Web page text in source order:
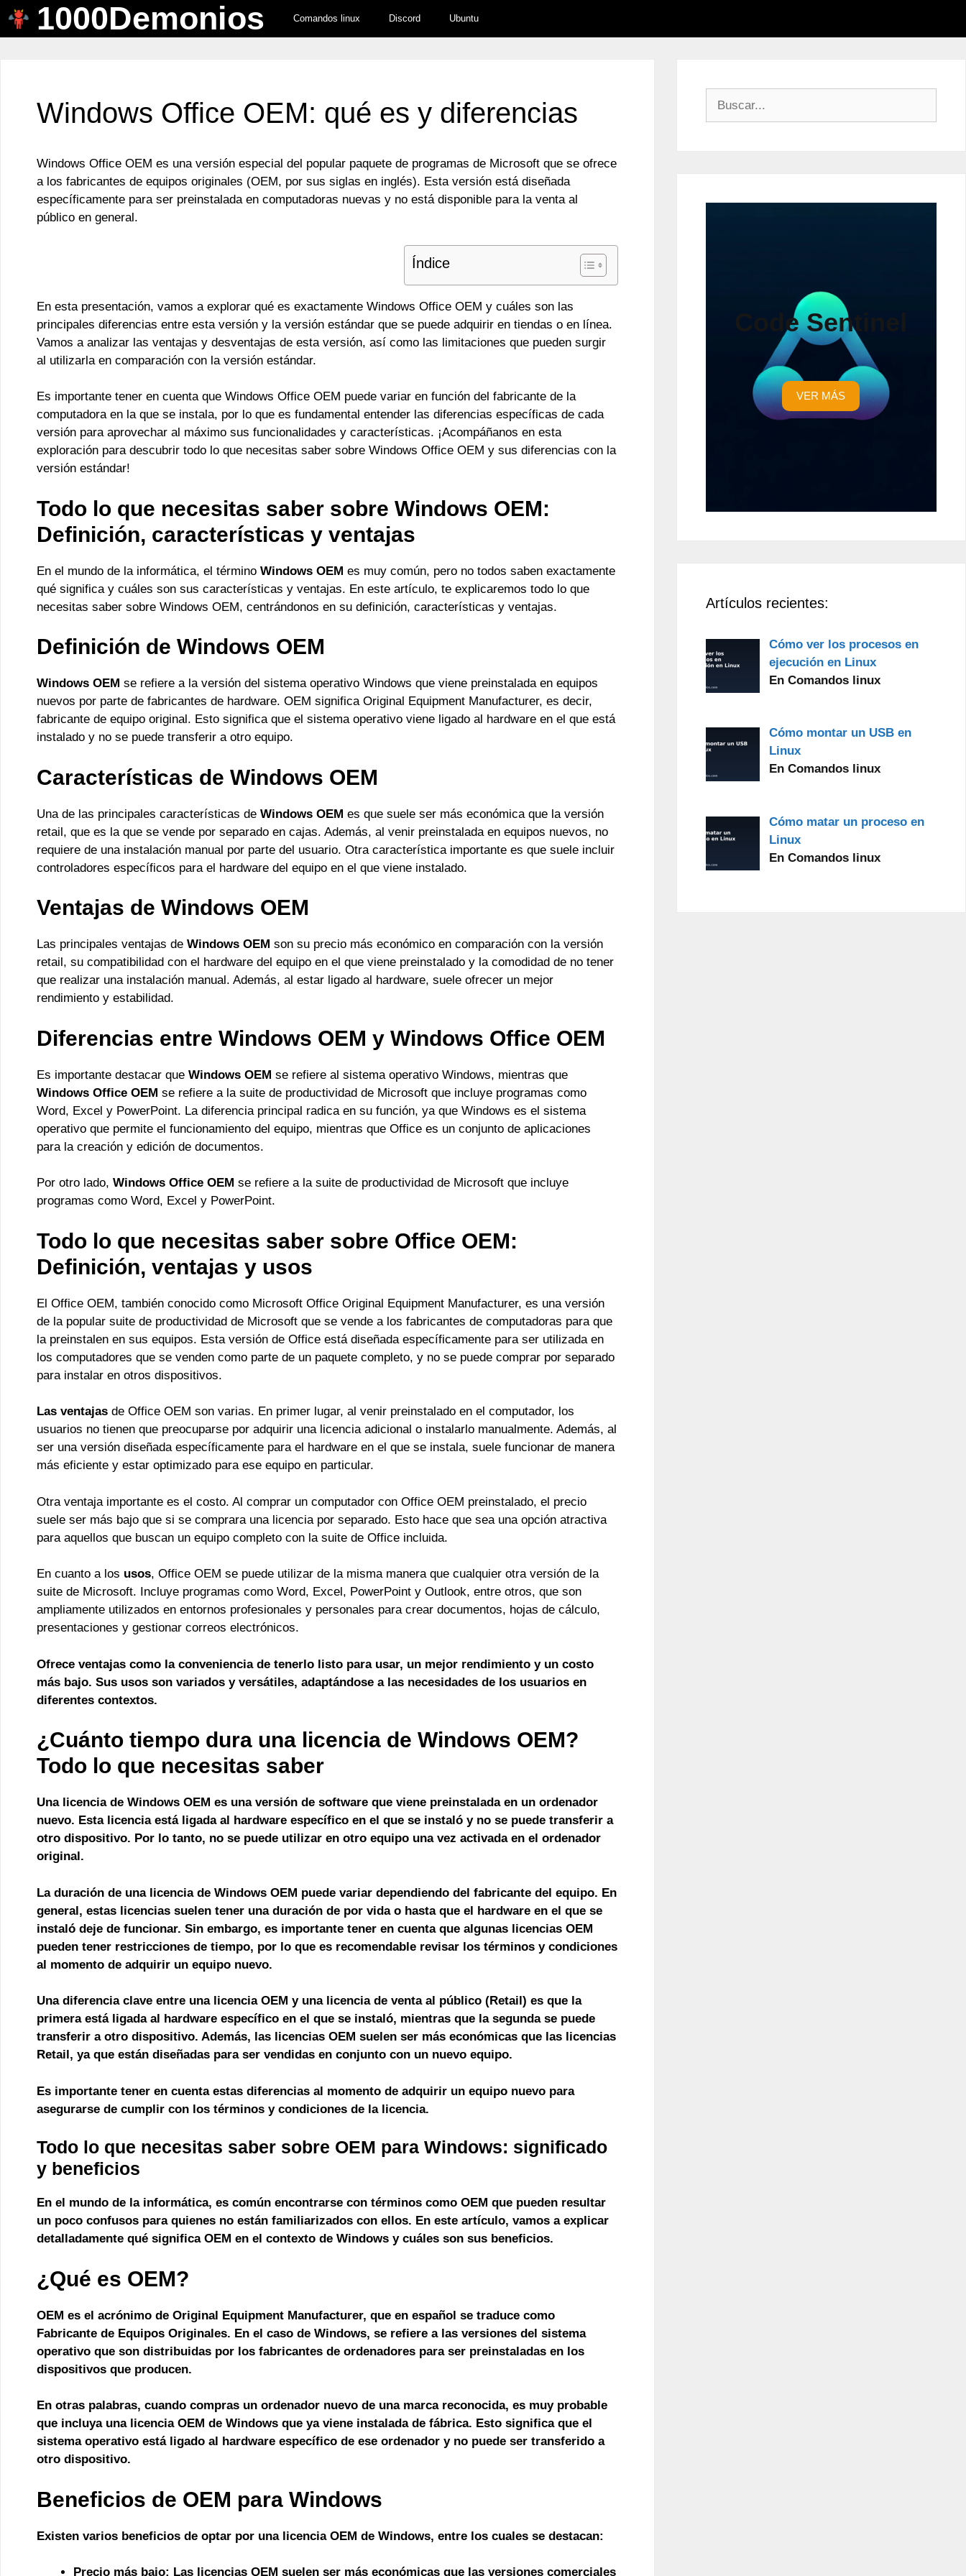
Saltar
1000Demonios Comandos linux Discord Ubuntu
Windows Office OEM: qué es y diferencias
Windows Office OEM es una versión especial del popular paquete de programas de Microsoft que se ofrece
a los fabricantes de equipos originales (OEM, por sus siglas en inglés). Esta versión está diseñada
específicamente para ser preinstalada en computadoras nuevas y no está disponible para la venta al
público en general.
Índice
En esta presentación, vamos a explorar qué es exactamente Windows Office OEM y cuáles son las
principales diferencias entre esta versión y la versión estándar que se puede adquirir en tiendas o en línea.
Vamos a analizar las ventajas y desventajas de esta versión, así como las limitaciones que pueden surgir
al utilizarla en comparación con la versión estándar.
Es importante tener en cuenta que Windows Office OEM puede variar en función del fabricante de la
computadora en la que se instala, por lo que es fundamental entender las diferencias específicas de cada
versión para aprovechar al máximo sus funcionalidades y características. ¡Acompáñanos en esta
exploración para descubrir todo lo que necesitas saber sobre Windows Office OEM y sus diferencias con la
versión estándar!
Todo lo que necesitas saber sobre Windows OEM:
Definición, características y ventajas
En el mundo de la informática, el término Windows OEM es muy común, pero no todos saben exactamente
qué significa y cuáles son sus características y ventajas. En este artículo, te explicaremos todo lo que
necesitas saber sobre Windows OEM, centrándonos en su definición, características y ventajas.
Definición de Windows OEM
Windows OEM se refiere a la versión del sistema operativo Windows que viene preinstalada en equipos
nuevos por parte de fabricantes de hardware. OEM significa Original Equipment Manufacturer, es decir,
fabricante de equipo original. Esto significa que el sistema operativo viene ligado al hardware en el que está
instalado y no se puede transferir a otro equipo.
Características de Windows OEM
Una de las principales características de Windows OEM es que suele ser más económica que la versión
retail, que es la que se vende por separado en cajas. Además, al venir preinstalada en equipos nuevos, no
requiere de una instalación manual por parte del usuario. Otra característica importante es que suele incluir
controladores específicos para el hardware del equipo en el que viene instalado.
Ventajas de Windows OEM
Las principales ventajas de Windows OEM son su precio más económico en comparación con la versión
retail, su compatibilidad con el hardware del equipo en el que viene preinstalado y la comodidad de no tener
que realizar una instalación manual. Además, al estar ligado al hardware, suele ofrecer un mejor
rendimiento y estabilidad.
Diferencias entre Windows OEM y Windows Office OEM
Es importante destacar que Windows OEM se refiere al sistema operativo Windows, mientras que
Windows Office OEM se refiere a la suite de productividad de Microsoft que incluye programas como
Word, Excel y PowerPoint. La diferencia principal radica en su función, ya que Windows es el sistema
operativo que permite el funcionamiento del equipo, mientras que Office es un conjunto de aplicaciones
para la creación y edición de documentos.
Por otro lado, Windows Office OEM se refiere a la suite de productividad de Microsoft que incluye
programas como Word, Excel y PowerPoint.
Todo lo que necesitas saber sobre Office OEM:
Definición, ventajas y usos
El Office OEM, también conocido como Microsoft Office Original Equipment Manufacturer, es una versión
de la popular suite de productividad de Microsoft que se vende a los fabricantes de computadoras para que
la preinstalen en sus equipos. Esta versión de Office está diseñada específicamente para ser utilizada en
los computadores que se venden como parte de un paquete completo, y no se puede comprar por separado
para instalar en otros dispositivos.
Las ventajas de Office OEM son varias. En primer lugar, al venir preinstalado en el computador, los
usuarios no tienen que preocuparse por adquirir una licencia adicional o instalarlo manualmente. Además, al
ser una versión diseñada específicamente para el hardware en el que se instala, suele funcionar de manera
más eficiente y estar optimizado para ese equipo en particular.
Otra ventaja importante es el costo. Al comprar un computador con Office OEM preinstalado, el precio
suele ser más bajo que si se comprara una licencia por separado. Esto hace que sea una opción atractiva
para aquellos que buscan un equipo completo con la suite de Office incluida.
En cuanto a los usos, Office OEM se puede utilizar de la misma manera que cualquier otra versión de la
suite de Microsoft. Incluye programas como Word, Excel, PowerPoint y Outlook, entre otros, que son
ampliamente utilizados en entornos profesionales y personales para crear documentos, hojas de cálculo,
presentaciones y gestionar correos electrónicos.
Ofrece ventajas como la conveniencia de tenerlo listo para usar, un mejor rendimiento y un costo
más bajo. Sus usos son variados y versátiles, adaptándose a las necesidades de los usuarios en
diferentes contextos.
¿Cuánto tiempo dura una licencia de Windows OEM?
Todo lo que necesitas saber
Una licencia de Windows OEM es una versión de software que viene preinstalada en un ordenador
nuevo. Esta licencia está ligada al hardware específico en el que se instaló y no se puede transferir a
otro dispositivo. Por lo tanto, no se puede utilizar en otro equipo una vez activada en el ordenador
original.
La duración de una licencia de Windows OEM puede variar dependiendo del fabricante del equipo. En
general, estas licencias suelen tener una duración de por vidao hasta que el hardware en el que se
instaló deje de funcionar. Sin embargo, es importante tener en cuenta que algunas licencias OEM
pueden tener restricciones de tiempo, por lo que es recomendable revisar los términos y condiciones
al momento de adquirir un equipo nuevo.
Una diferencia clave entre una licencia OEM y una licencia de venta al público (Retail) es que la
primera está ligada al hardware específico en el que se instaló, mientras que la segunda se puede
transferir a otro dispositivo. Además, las licencias OEM suelen ser más económicas que las licencias
Retail, ya que están diseñadas para ser vendidas en conjunto con un nuevo equipo.
Es importante tener en cuenta estas diferencias al momento de adquirir un equipo nuevo para
asegurarse de cumplir con los términos y condiciones de la licencia.
Todo lo que necesitas saber sobre OEM para Windows: significado
y beneficios
En el mundo de la informática, es común encontrarse con términos como OEM que pueden resultar
un poco confusos para quienes no están familiarizados con ellos. En este artículo, vamos a explicar
detalladamente qué significa OEM en el contexto de Windows y cuáles son sus beneficios.
¿Qué es OEM?
OEM es el acrónimo de Original Equipment Manufacturer, que en español se traduce como
Fabricante de Equipos Originales. En el caso de Windows, se refiere a las versiones del sistema
operativo que son distribuidas por los fabricantes de ordenadores para ser preinstaladas en los
dispositivos que producen.
En otras palabras, cuando compras un ordenador nuevo de una marca reconocida, es muy probable
que incluya una licencia OEM de Windows que ya viene instalada de fábrica. Esto significa que el
sistema operativo está ligado al hardware específico de ese ordenador y no puede ser transferido a
otro dispositivo.
Beneficios de OEM para Windows
Existen varios beneficios de optar por una licencia OEM de Windows, entre los cuales se destacan:
Precio más bajo: Las licencias OEM suelen ser más económicas que las versiones comerciales
Code Sentinel
VER MÁS
Artículos recientes:
Cómo ver los procesos en
ejecución en Linux
En Comandos linux
Cómo montar un USB en
Linux
En Comandos linux
Cómo matar un proceso en
Linux
En Comandos linux